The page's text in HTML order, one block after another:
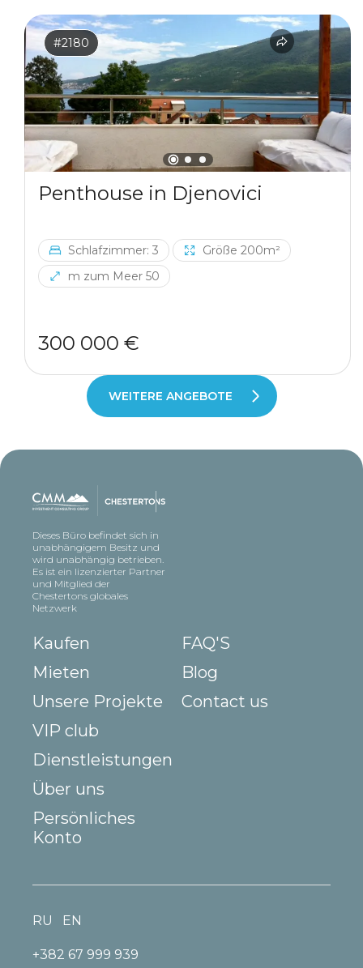
#2180
Penthouse in Djenovici
Schlafzimmer: 3
Größe 200m²
m zum Meer 50
300 000 €
WEITERE ANGEBOTE
Dieses Büro befindet sich in
unabhängigem Besitz und
wird unabhängig betrieben.
Es ist ein lizenzierter Partner
und Mitglied der
Chestertons globales
Netzwerk
Kaufen
Mieten
Unsere Projekte
VIP club
Dienstleistungen
Über uns
FAQ'S
Blog
Contact us
Persönliches
Konto
+382 67 999 939
RU EN